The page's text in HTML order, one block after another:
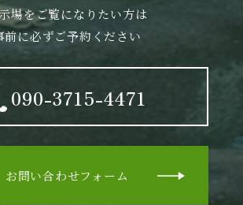
場をご覧になりたい方は
前に必ずご予約ください
090-3715-4471
お問い合わせフォーム